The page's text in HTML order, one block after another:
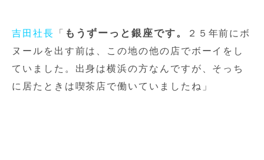
吉田社長 「 もうずーっと銀座です。
２５年前にボ
ヌールを出す前は、この地の他の店でボーイをし
ていました。出身は横浜の方なんですが、そっち
に居たときは喫茶店で働いていましたね」